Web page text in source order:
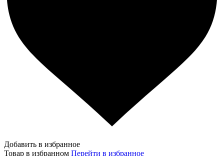
Добавить в избранное
Товар в избранном Перейти в избранное